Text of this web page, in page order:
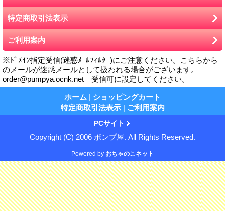
特定商取引法表示
ご利用案内
※ﾄﾞﾒｲﾝ指定受信(迷惑ﾒｰﾙﾌｨﾙﾀｰ)にご注意ください。こちらから
のメールが迷惑メールとして扱われる場合がございます。
order@pumpya.ocnk.net 受信可に設定してください。
ホーム | ショッピングカート
特定商取引法表示 | ご利用案内
PCサイト
Copyright (C) 2006 ポンプ屋. All Rights Reserved.
Powered by おちゃのこネット